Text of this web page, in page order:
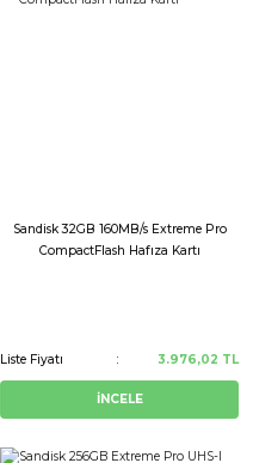
Sandisk 32GB 160MB/s Extreme Pro
CompactFlash Hafıza Kartı
Liste Fiyatı 3.976,02 TL
İNCELE